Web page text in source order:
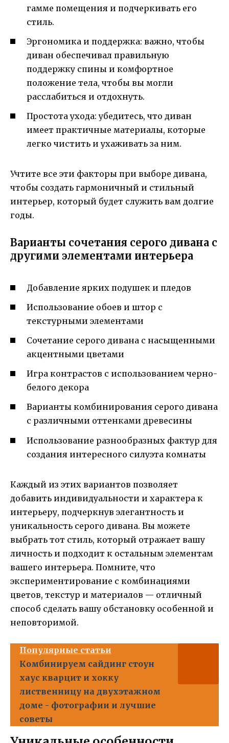
гамме помещения и подчеркивать его
стиль.
Эргономика и поддержка: важно, чтобы
диван обеспечивал правильную
поддержку спины и комфортное
положение тела, чтобы вы могли
расслабиться и отдохнуть.
Простота ухода: убедитесь, что диван
имеет практичные материалы, которые
легко чистить и ухаживать за ним.
Учтите все эти факторы при выборе дивана,
чтобы создать гармоничный и стильный
интерьер, который будет служить вам долгие
годы.
Варианты сочетания серого дивана с
другими элементами интерьера
Добавление ярких подушек и пледов
Использование обоев и штор с
текстурными элементами
Сочетание серого дивана с насыщенными
акцентными цветами
Игра контрастов с использованием черно-
белого декора
Варианты комбинирования серого дивана
с различными оттенками древесины
Использование разнообразных фактур для
создания интересного силуэта комнаты
Каждый из этих вариантов позволяет
добавить индивидуальности и характера к
интерьеру, подчеркнув элегантность и
уникальность серого дивана. Вы можете
выбрать тот стиль, который отражает вашу
личность и подходит к остальным элементам
вашего интерьера. Помните, что
экспериментирование с комбинациями
цветов, текстур и материалов — отличный
способ сделать вашу обстановку особенной и
неповторимой.
Популярные статьи
Комбинируем сайдинг стоун
хаус кварцит и хокку
лиственницу на двухэтажном
доме - фотографии и лучшие
советы